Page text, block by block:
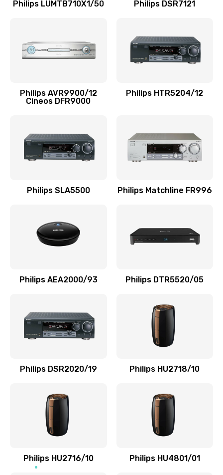
1100 руб.
Заказать
550 руб.
Ремонт экрана
1100 руб.
Заказать
Ремонт микросхемы NFC
1100 руб.
Замена разъема наушников
Ремонт микросхемы управления
Заказать
Philips LUMTB710X1/50 Philips DSR7121
Philips AVR9900/12
Cineos DFR9000
Philips HTR5204/12
Philips SLA5500 Philips Matchline FR996
Philips AEA2000/93 Philips DTR5520/05
Philips DSR2020/19 Philips HU2718/10
Philips HU2716/10 Philips HU4801/01